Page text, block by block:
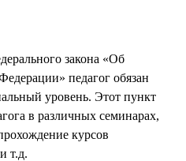
закона «Об
педагог обязан
уровень. Этот пункт
в различных семинарах,
курсов
т.д.